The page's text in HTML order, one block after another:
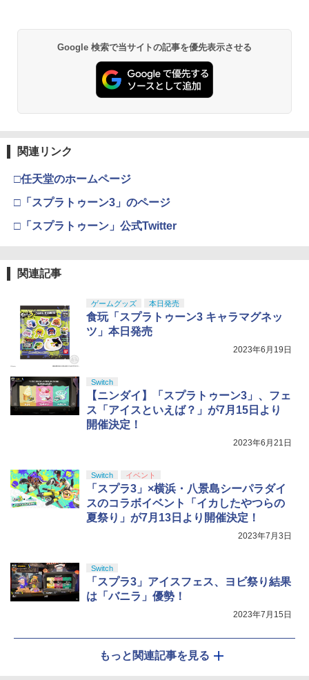
Google 検索で当サイトの記事を優先表示させる
関連リンク
□任天堂のホームページ
□「スプラトゥーン3」のページ
□「スプラトゥーン」公式Twitter
関連記事
ゲームグッズ 本日発売
食玩「スプラトゥーン3 キャラマグネッ
ツ」本日発売
2023年6月19日
Switch
【ニンダイ】「スプラトゥーン3」、フェ
ス「アイスといえば？」が7月15日より
開催決定！
2023年6月21日
Switch イベント
「スプラ3」×横浜・八景島シーパラダイ
スのコラボイベント「イカしたやつらの
夏祭り」が7月13日より開催決定！
2023年7月3日
Switch
「スプラ3」アイスフェス、ヨビ祭り結果
は「バニラ」優勢！
2023年7月15日
もっと関連記事を見る